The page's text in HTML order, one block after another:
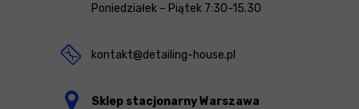
Poniedziałek – Piątek 7:30-15.30
kontakt@detailing-house.pl
Sklep stacjonarny Warszawa